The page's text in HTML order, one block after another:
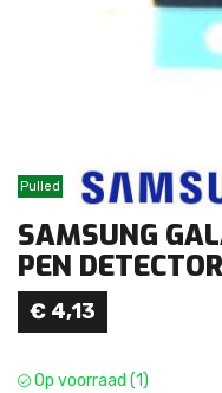
Pulled
SAMSUNG
PEN
€ 4,13
Op voorraad (1)